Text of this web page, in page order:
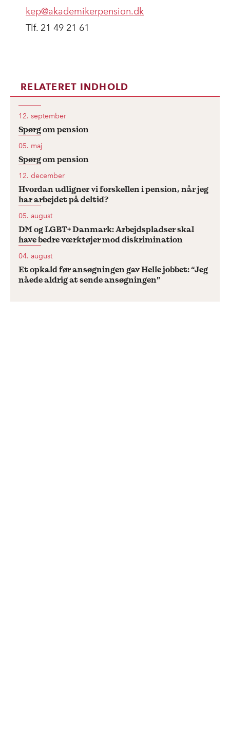
kep@akademikerpension.dk
Tlf. 21 49 21 61
RELATERET INDHOLD
12. september
Spørg om pension
05. maj
Spørg om pension
12. december
Hvordan udligner vi forskellen i pension, når jeg
har arbejdet på deltid?
05. august
DM og LGBT+ Danmark: Arbejdspladser skal
have bedre værktøjer mod diskrimination
04. august
Et opkald før ansøgningen gav Helle jobbet: “Jeg
nåede aldrig at sende ansøgningen”